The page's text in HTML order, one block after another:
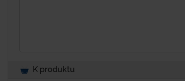
K produktu